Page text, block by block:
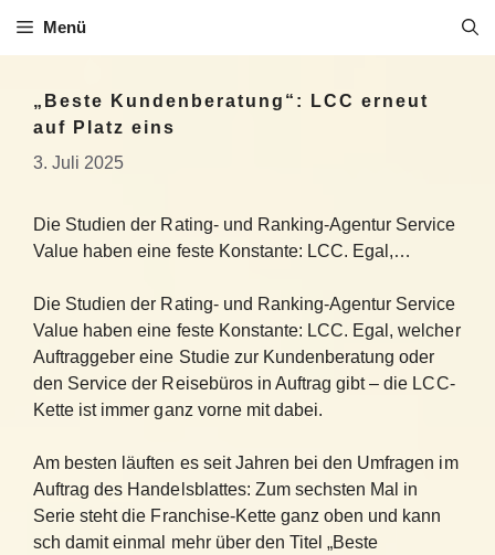
Inhalt
Menü
„Beste Kundenberatung“: LCC erneut
auf Platz eins
3. Juli 2025
Die Studien der Rating- und Ranking-Agentur Service
Value haben eine feste Konstante: LCC. Egal,…
Die Studien der Rating- und Ranking-Agentur Service
Value haben eine feste Konstante: LCC. Egal, welcher
Auftraggeber eine Studie zur Kundenberatung oder
den Service der Reisebüros in Auftrag gibt – die LCC-
Kette ist immer ganz vorne mit dabei.
Am besten läuften es seit Jahren bei den Umfragen im
Auftrag des Handelsblattes: Zum sechsten Mal in
Serie steht die Franchise-Kette ganz oben und kann
sch damit einmal mehr über den Titel „Beste